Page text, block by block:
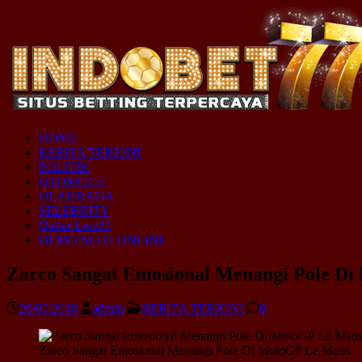
HOME
BERITA TERKINI
POLITIK
OTOMOTIF
OLAHRAGA
SELEBRITY
Daftar Live22
DEMO SLOT ONLINE
Zarco Sangat Emosional Menangi Pole
20/05/2018 admin BERITA TERKINI 0
Zarco Sangat Emosional Menangi Pole Di MotoGP Le Mans